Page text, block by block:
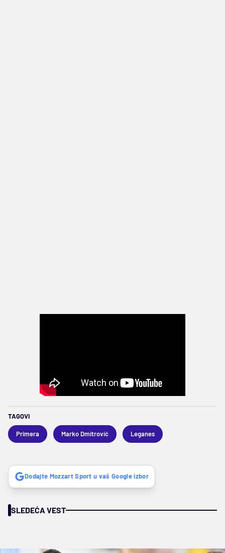
TAGOVI
Primera Marko Dmitrović Leganes
Dodajte Mozzart Sport u vaš Google izbor
SLEDEĆA VEST